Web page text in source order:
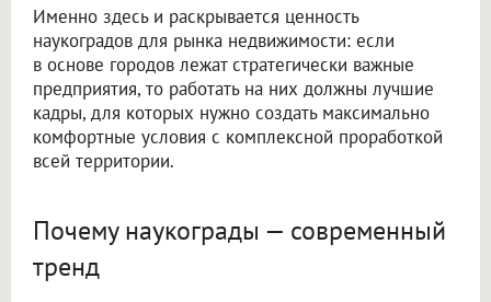
Именно здесь и раскрывается ценность
наукоградов для рынка недвижимости: если
в основе городов лежат стратегически важные
предприятия, то работать на них должны лучшие
кадры, для которых нужно создать максимально
комфортные условия с комплексной проработкой
всей территории.
Почему наукограды — современный
тренд